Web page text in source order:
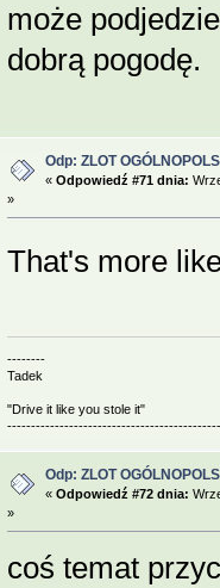
może
dobrą pogodę.
Odp: ZLOT
« Odpowiedź #71 dnia:
»
That's more
--------
Tadek
"Drive it like you stole it"
Odp: ZLOT
« Odpowiedź #72 dnia:
»
coś temat